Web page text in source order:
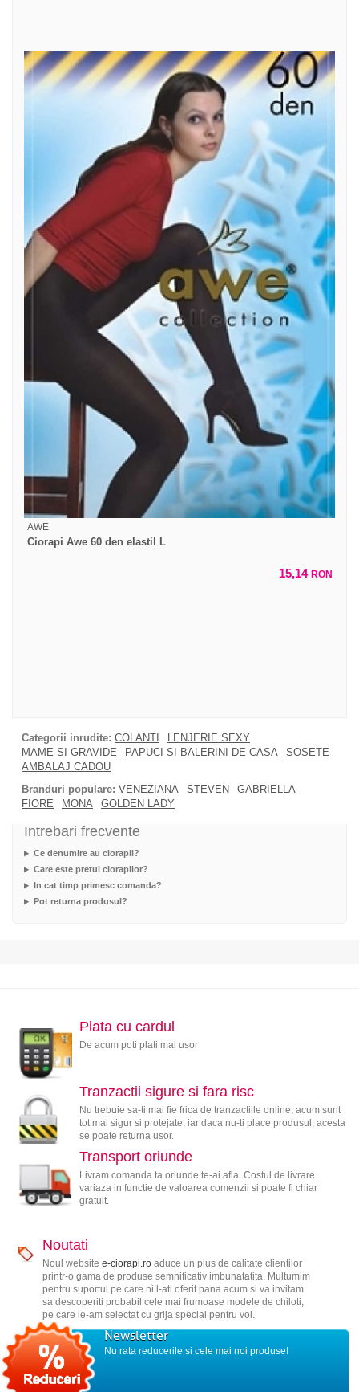
AWE
Ciorapi Awe 60 den elastil L
15,14 RON
Categorii inrudite: COLANTI
LENJERIE SEXY
MAME SI GRAVIDE
PAPUCI SI BALERINI DE CASA
SOSETE
AMBALAJ CADOU
Branduri populare: VENEZIANA STEVEN
GABRIELLA
FIORE
MONA GOLDEN LADY
Intrebari frecvente
Ce denumire au ciorapii?
Care este pretul ciorapilor?
In cat timp primesc comanda?
Pot returna produsul?
Plata cu cardul
De acum poti plati mai usor
Tranzactii sigure si fara risc
Nu trebuie sa-ti mai fie frica de tranzactiile online, acum sunt
tot mai sigur si protejate, iar daca nu-ti place produsul, acesta
se poate returna usor.
Transport oriunde
Livram comanda ta oriunde te-ai afla. Costul de livrare
variaza in functie de valoarea comenzii si poate fi chiar
gratuit.
Noutati
Noul website e-ciorapi.roaduce un plus de calitate clientilor
printr-o gama de produse semnificativ imbunatatita. Multumim
pentru suportul pe care ni l-ati oferit pana acum si va invitam
sa descoperiti probabil cele mai frumoase modele de chiloti,
pe care le-am selectat cu grija special pentru voi.
Newsletter
Nu rata reducerile si cele mai noi produse!